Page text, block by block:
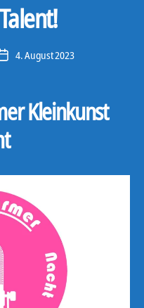
Veröffentlichungsdatum
4. August 2023
Kleinkunst